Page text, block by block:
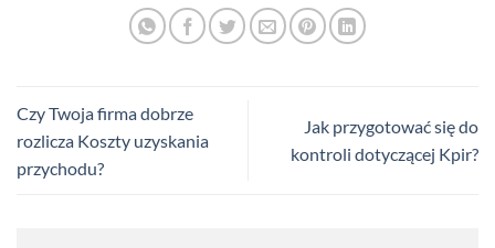
Czy Twoja firma dobrze
rozlicza Koszty uzyskania
przychodu?
Jak przygotować się do
kontroli dotyczącej Kpir?